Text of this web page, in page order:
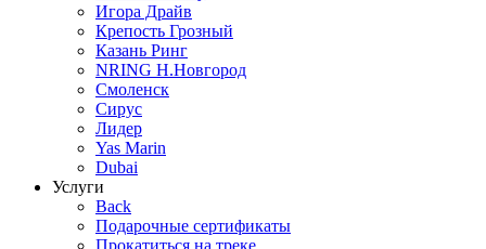
Игора Драйв
Крепость Грозный
Казань Ринг
NRING Н.Новгород
Смоленск
Сирус
Лидер
Yas Marin
Dubai
Услуги
Back
Подарочные сертификаты
Прокатиться на треке